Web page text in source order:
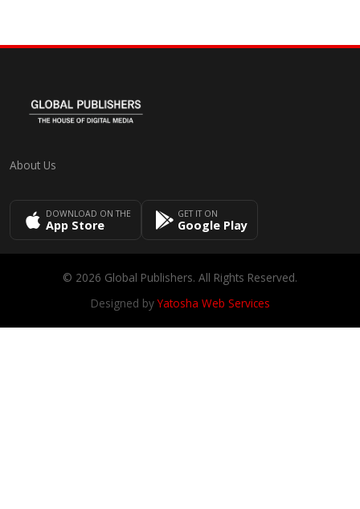
About Us
DOWNLOAD ON THE
App Store
GET IT ON
Google Play
© 2026 Global Publishers. All Rights Reserved.
Designed byYatosha Web Services